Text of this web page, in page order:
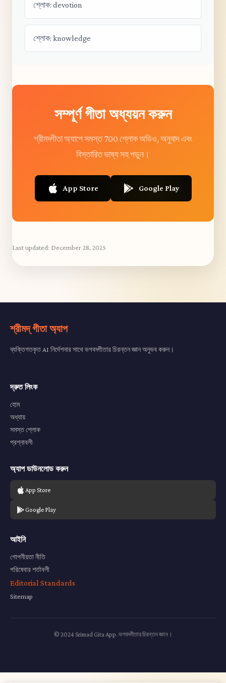
শ্লোক: devotion
শ্লোক: knowledge
সম্পূর্ণ গীতা অধ্যয়ন করুন
শ্রীমদ্গীতা অ্যাপে সমস্ত 700 শ্লোক অডিও, অনুবাদ এবং
বিস্তারিত ভাষ্য সহ পড়ুন।
App Store Google Play
Last updated: December 28, 2025
শ্রীমদ্ গীতা অ্যাপ
ব্যক্তিগতকৃত AI নির্দেশনার সাথে ভগবদ্গীতার চিরন্তন জ্ঞান অনুভব করুন।
দ্রুত লিংক
হোম
অধ্যায়
সমস্ত শ্লোক
প্রশ্নাবলী
অ্যাপ ডাউনলোড করুন
App Store
Google Play
আইনি
গোপনীয়তা নীতি
পরিষেবার শর্তাবলী
Editorial Standards
Sitemap
© 2024 Srimad Gita App. ভগবদ্গীতার চিরন্তন জ্ঞান।